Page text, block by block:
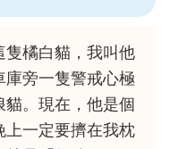
隻橘白貓，我叫他
庫旁一隻警戒心極
。現在，他是個
上一定要擠在我枕